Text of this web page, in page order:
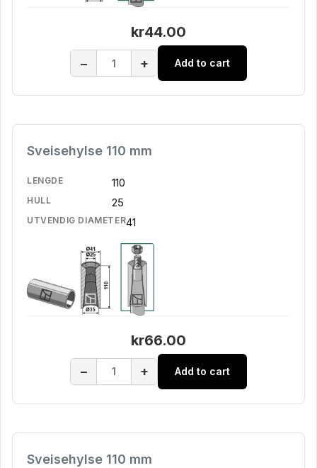
kr44.00
− + Add to cart
Sveisehylse 110 mm
LENGDE 110
HULL 25
UTVENDIG DIAMETER41
kr66.00
− + Add to cart
Sveisehylse 110 mm